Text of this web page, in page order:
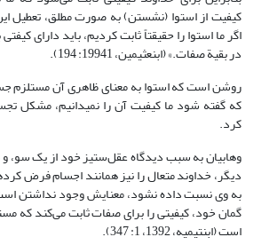
کیفیت از استوا (نشستن) به ‌صورت مطلق، تعطیل
اگر ما استوا را حقیقتاً ثابت کردیم، باید دارای
در بقیة صفات.» (ابن‏عثیمین، 19941: 194).
روشن است که استوا به معنای ظاهری آن مستلزم
که گفته شود ما کیفیت آن را نمی‏دانیم، مشکل
کرد.
وهابیان به‌ سبب دیدگاه عقل‌ستیز خود از یک‌ سو،
‌دیگر، خداوند متعال را نیز همانند اجسام فرض
به وی نسبت داده نشود، معنایش وجود نداشتن
گمان خود، کیفیتی را برای صفات ثابت می‌کند که
است (ابن‏تیمیه، 1392، 1: 347).